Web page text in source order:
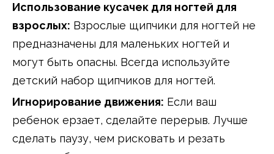
Использование кусачек для ногтей для
взрослых: Взрослые щипчики для ногтей не
предназначены для маленьких ногтей и
могут быть опасны. Всегда используйте
детский набор щипчиков для ногтей.
Игнорирование движения: Если ваш
ребенок ерзает, сделайте перерыв. Лучше
сделать паузу, чем рисковать и резать